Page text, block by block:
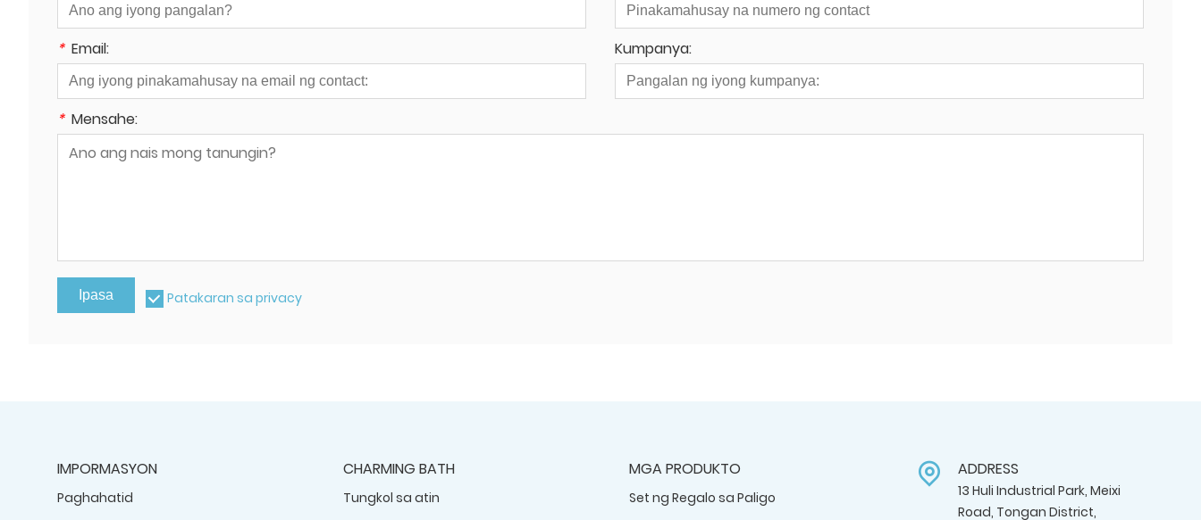
* Email: Kumpanya:
* Mensahe:
Ipasa Patakaran sa privacy
IMPORMASYON
Paghahatid
CHARMING BATH
Tungkol sa atin
MGA PRODUKTO
Set ng Regalo sa Paligo
ADDRESS
13 Huli Industrial Park, Meixi
Road, Tongan District,